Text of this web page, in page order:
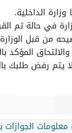
الداخلية.
في حالة تم
من قبل
المؤكد
يتم رفض طلبك